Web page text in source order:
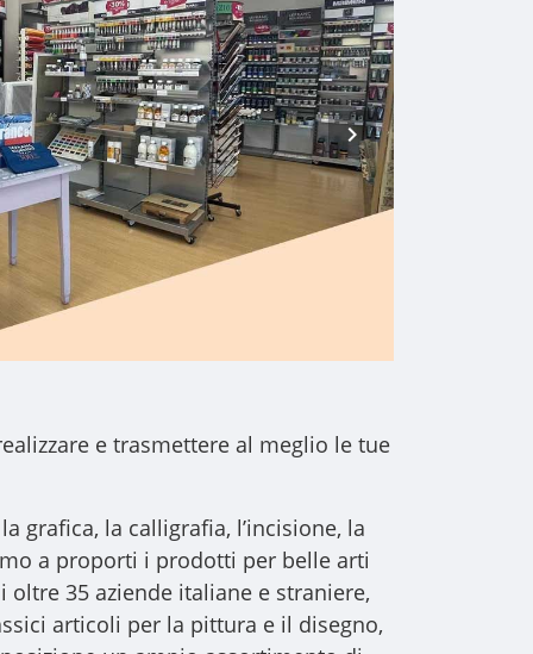
e trasmettere al meglio le tue
la calligrafia, l’incisione, la
a proporti i prodotti per belle arti
oltre 35 aziende italiane e straniere,
articoli per la pittura e il disegno,